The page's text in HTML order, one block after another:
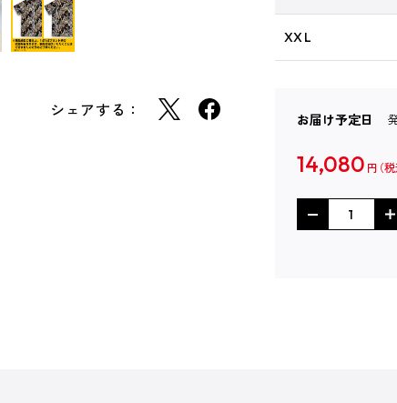
シェアする：
XXL
お届け予定日
14,080 円